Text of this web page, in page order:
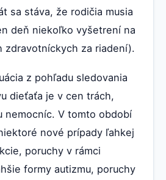
sa stáva, že rodičia musia
deň niekoľko vyšetrení na
zdravotníckych za riadení).
z pohľadu sledovania
dieťaťa je v cen trách,
nemocníc. V tomto období
nové prípady ľahkej
poruchy v rámci
formy autizmu, poruchy